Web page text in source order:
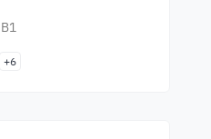
B1
+6